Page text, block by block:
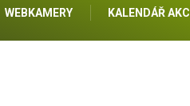
WEBKAMERY KALENDÁŘ AKCÍ